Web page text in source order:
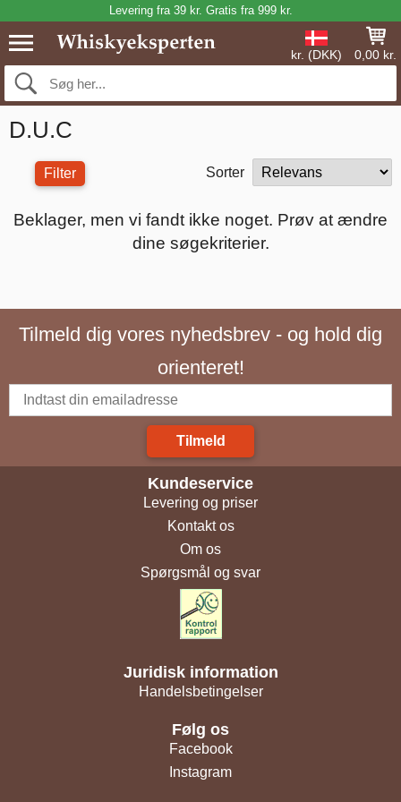
Levering fra 39 kr. Gratis fra 999 kr.
kr. (DKK) 0,00 kr.
D.U.C
Filter Sorter
Beklager, men vi fandt ikke noget. Prøv at ændre
dine søgekriterier.
Tilmeld dig vores nyhedsbrev - og hold dig
orienteret!
Tilmeld
Kundeservice
Levering og priser
Kontakt os
Om os
Spørgsmål og svar
Juridisk information
Handelsbetingelser
Følg os
Facebook
Instagram